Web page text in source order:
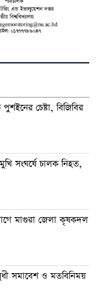
চেষ্টা, বিজিবির
সংঘর্ষে চালক নিহত,
মাগুরা জেলা কৃষকদল
সমাবেশ ও মতবিনিময়